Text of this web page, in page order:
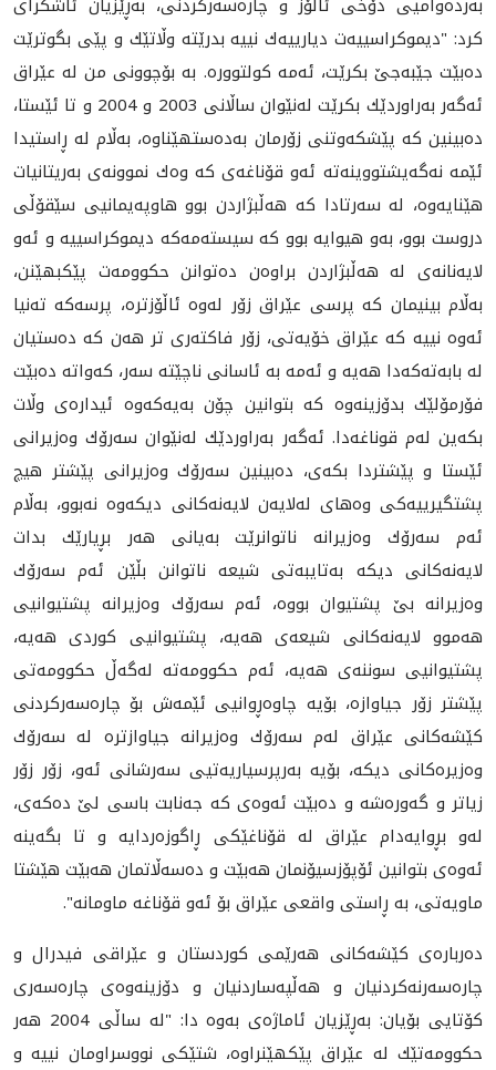
كرد: "دیموكراسییه‌ت دیارییه‌ك نییه‌ بدرێته‌ وڵاتێك و پێی بگوترێت
ده‌بێت جێبه‌جێ بكرێت، ئه‌مه‌ كولتووره‌. به‌ بۆچوونی من له‌ عێراق
ئه‌گه‌ر به‌راوردێك بكرێت له‌نێوان ساڵانی 2003 و 2004 و تا ئێستا،
ده‌بینین كه‌ پێشكه‌وتنی زۆرمان به‌ده‌ستهێناوه‌، به‌ڵام له‌ ڕاستیدا
ئێمه‌ نه‌گه‌یشتووینه‌ته‌ ئه‌و قۆناغه‌ی كه‌ وه‌ك نموونه‌ی به‌ریتانیات
هێنایه‌وه‌، له‌ سه‌رتادا كه‌ هه‌ڵبژاردن بوو هاوپه‌یمانیی سێقۆڵی
دروست بوو، به‌و هیوایه‌ بوو كه‌ سیسته‌مه‌كه‌ دیموكراسییه‌ و ئه‌و
لایه‌نانه‌ی له‌ هه‌ڵبژاردن براوه‌ن ده‌توانن حكوومه‌ت پێكبهێنن،
به‌ڵام بینیمان كه‌ پرسی عێراق زۆر له‌وه‌ ئاڵۆزتره‌، پرسه‌كه‌ ته‌نیا
ئه‌وه‌ نییه‌ كه‌ عێراق خۆیه‌تی، زۆر فاكته‌ری تر هه‌ن كه‌ ده‌ستیان
له‌ بابه‌ته‌كه‌دا هه‌یه‌ و ئه‌مه‌ به‌ ئاسانی ناچێته‌ سه‌ر، كه‌واته‌ ده‌بێت
فۆرمۆلێك بدۆزینه‌وه‌ كه‌ بتوانین چۆن به‌یه‌كه‌وه‌ ئیداره‌ی وڵات
بكه‌ین له‌م قوناغه‌دا. ئه‌گه‌ر به‌راوردێك له‌نێوان سه‌رۆك وه‌زیرانی
ئێستا و پێشتردا بكه‌ی، ده‌بینین سه‌رۆك وه‌زیرانی پێشتر هیچ
پشتگیرییه‌كی وه‌های له‌لایه‌ن لایه‌نه‌كانی دیكه‌وه‌ نه‌بوو، به‌ڵام
ئه‌م سه‌رۆك وه‌زیرانه‌ ناتوانرێت به‌یانی هه‌ر بڕیارێك بدات
لایه‌نه‌كانی دیكه‌ به‌تایبه‌تی شیعه‌ ناتوانن بڵێن ئه‌م سه‌رۆك
وه‌زیرانه‌ بێ پشتیوان بووه‌، ئه‌م سه‌رۆك وه‌زیرانه‌ پشتیوانیی
هه‌موو لایه‌نه‌كانی شیعه‌ی هه‌یه‌، پشتیوانیی كوردی هه‌یه‌،
پشتیوانیی سوننه‌ی هه‌یه‌، ئه‌م حكوومه‌ته‌ له‌گه‌ڵ حكوومه‌تی
پێشتر زۆر جیاوازه‌، بۆیه‌ چاوه‌ڕوانيی ئێمه‌ش بۆ چاره‌سه‌ركردنی
كێشه‌كانی عێراق له‌م سه‌رۆك وه‌زیرانه‌ جیاوازتره‌ له‌ سه‌رۆك
وه‌زیره‌كانی دیكه‌، بۆیه‌ به‌رپرسیاريه‌تيی سه‌رشانی ئه‌و، زۆر زۆر
زیاتر و گه‌وره‌شه‌ و ده‌بێت ئه‌وه‌ی كه‌ جه‌نابت باسی لێ ده‌كه‌ی،
له‌و بڕوایه‌دام عێراق له‌ قۆناغێكی ڕاگوزه‌ردایه‌ و تا بگه‌ینه‌
ئه‌وه‌ی بتوانین ئۆپۆزسیۆنمان هه‌بێت و ده‌سه‌ڵاتمان هه‌بێت هێشتا
ماویه‌تی، به ‌ڕاستی واقعی عێراق بۆ ئه‌و قۆناغه‌ ماومانه‌".
ده‌رباره‌ی كێشه‌كانی هه‌رێمی كوردستان و عێراقی فیدرال و
چاره‌سه‌رنه‌كردنیان و هه‌ڵپه‌ساردنیان و دۆزینه‌وه‌ی چاره‌سه‌ری
كۆتایی بۆیان: به‌ڕێزیان ئاماژه‌ی به‌وه‌ دا: "له‌ ساڵی 2004 هه‌ر
حكوومه‌تێك له‌ عێراق پێكهێنراوه‌، شتێكی نووسراومان نییه‌ و